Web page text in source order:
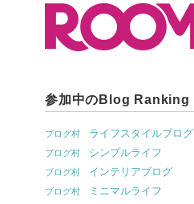
参加中のBlog Ranking
ブログ村 ライフスタイルブログ
ブログ村 シンプルライフ
ブログ村 インテリアブログ
ブログ村 ミニマルライフ